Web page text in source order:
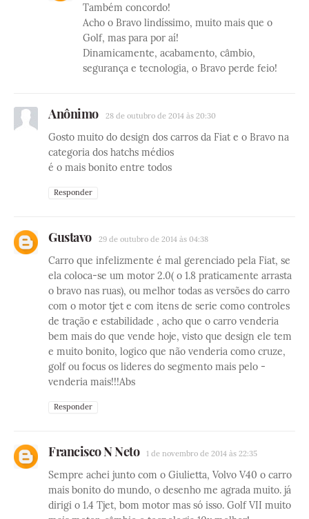
Também concordo!
Acho o Bravo lindíssimo, muito mais que o
Golf, mas para por aí!
Dinamicamente, acabamento, câmbio,
segurança e tecnologia, o Bravo perde feio!
Anônimo 28 de outubro de 2014 às 20:30
Gosto muito do design dos carros da Fiat e o Bravo na
categoria dos hatchs médios
é o mais bonito entre todos
Responder
Gustavo 29 de outubro de 2014 às 04:38
Carro que infelizmente é mal gerenciado pela Fiat, se
ela coloca-se um motor 2.0( o 1.8 praticamente arrasta
o bravo nas ruas), ou melhor todas as versões do carro
com o motor tjet e com itens de serie como controles
de tração e estabilidade , acho que o carro venderia
bem mais do que vende hoje, visto que design ele tem
e muito bonito, logico que não venderia como cruze,
golf ou focus os lideres do segmento mais pelo -
venderia mais!!!Abs
Responder
Francisco N Neto 1 de novembro de 2014 às 22:35
Sempre achei junto com o Giulietta, Volvo V40 o carro
mais bonito do mundo, o desenho me agrada muito. já
dirigi o 1.4 Tjet, bom motor mas só isso. Golf VII muito